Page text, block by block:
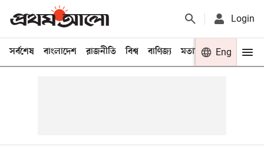
Login
সর্বশেষ বাংলাদেশ রাজনীতি বিশ্ব বাণিজ্য মতামত খেলা
Eng